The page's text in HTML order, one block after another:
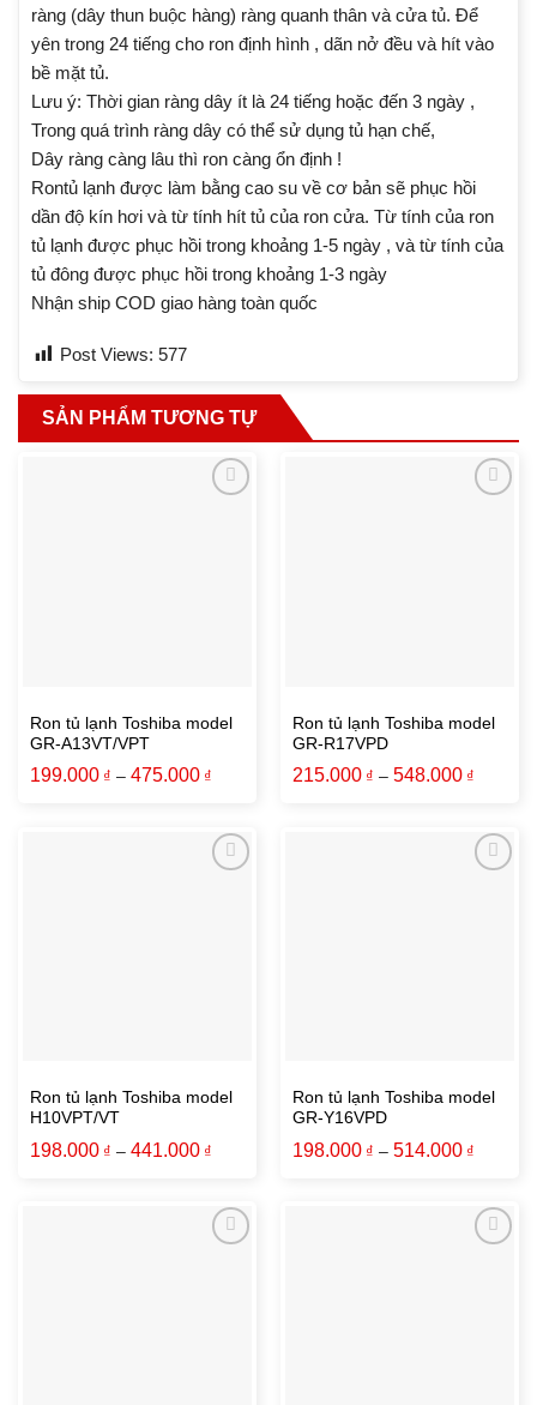
ràng (dây thun buộc hàng) ràng quanh thân và cửa tủ. Để
yên trong 24 tiếng cho ron định hình , dãn nở đều và hít vào
bề mặt tủ.
Lưu ý: Thời gian ràng dây ít là 24 tiếng hoặc đến 3 ngày ,
Trong quá trình ràng dây có thể sử dụng tủ hạn chế,
Dây ràng càng lâu thì ron càng ổn định !
Rontủ lạnh được làm bằng cao su về cơ bản sẽ phục hồi
dần độ kín hơi và từ tính hít tủ của ron cửa. Từ tính của ron
tủ lạnh được phục hồi trong khoảng 1-5 ngày , và từ tính của
tủ đông được phục hồi trong khoảng 1-3 ngày
Nhận ship COD giao hàng toàn quốc
Post Views: 577
SẢN PHẨM TƯƠNG TỰ
Ron tủ lạnh Toshiba model
GR-A13VT/VPT
199.000 ₫ – 475.000 ₫
Ron tủ lạnh Toshiba model
GR-R17VPD
215.000 ₫ – 548.000 ₫
Ron tủ lạnh Toshiba model
H10VPT/VT
198.000 ₫ – 441.000 ₫
Ron tủ lạnh Toshiba model
GR-Y16VPD
198.000 ₫ – 514.000 ₫